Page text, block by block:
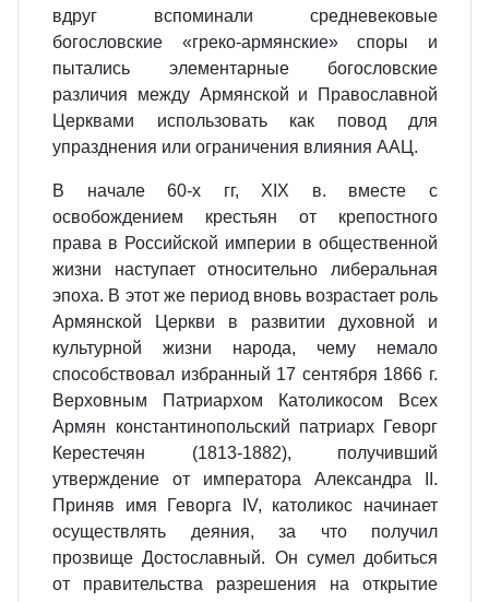
вдруг вспоминали средневековые
богословские «греко-армянские» споры и
пытались элементарные богословские
различия между Армянской и Православной
Церквами использовать как повод для
упразднения или ограничения влияния ААЦ.
В начале 60-х гг, XIX в. вместе с
освобождением крестьян от крепостного
права в Российской империи в общественной
жизни наступает относительно либеральная
эпоха. В этот же период вновь возрастает роль
Армянской Церкви в развитии духовной и
культурной жизни народа, чему немало
способствовал избранный 17 сентября 1866 г.
Верховным Патриархом Католикосом Всех
Армян константинопольский патриарх Геворг
Керестечян (1813-1882), получивший
утверждение от императора Александра II.
Приняв имя Геворга IV, католикос начинает
осуществлять деяния, за что получил
прозвище Достославный. Он сумел добиться
от правительства разрешения на открытие